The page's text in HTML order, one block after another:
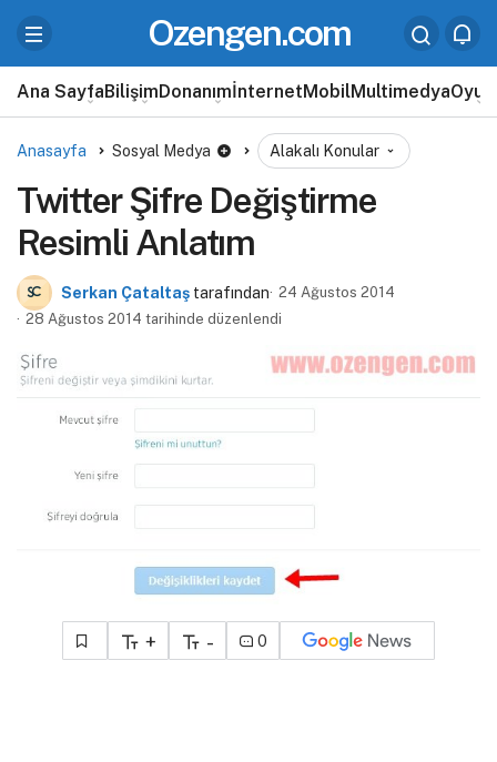
Ozengen.com
Ana SayfaBilişimDonanımİnternetMobilMultimedyaOyun
Anasayfa Sosyal Medya Alakalı Konular
Twitter Şifre Değiştirme
Resimli Anlatım
Serkan Çataltaş tarafından 24 Ağustos 2014
28 Ağustos 2014 tarihinde düzenlendi
+ - 0